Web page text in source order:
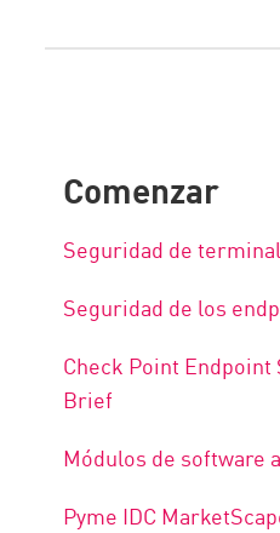
Comenzar
Seguridad de
Seguridad de los
Check Point
Brief
Módulos de software
Pyme IDC